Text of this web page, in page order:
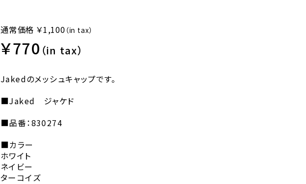
通常価格 ￥1,100 （in tax）
￥770 （in tax）
Jakedのメッシュキャップです。
■Jaked ジャケド
■品番：830274
■カラー
ホワイト
ネイビー
ターコイズ